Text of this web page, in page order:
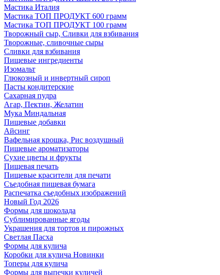
Мастика Италия
Мастика ТОП ПРОДУКТ 600 грамм
Мастика ТОП ПРОДУКТ 100 грамм
Творожный сыр, Сливки для взбивания
Творожные, сливочные сыры
Сливки для взбивания
Пищевые ингредиенты
Изомальт
Глюкозный и инвертный сироп
Пасты кондитерские
Сахарная пудра
Агар, Пектин, Желатин
Мука Миндальная
Пищевые добавки
Айсинг
Вафельная крошка, Рис воздушный
Пищевые ароматизаторы
Сухие цветы и фрукты
Пищевая печать
Пищевые красители для печати
Съедобная пищевая бумага
Распечатка съедобных изображений
Новый Год 2026
Формы для шоколада
Сублимированные ягоды
Украшения для тортов и пирожных
Светлая Пасха
Формы для кулича
Коробки для кулича Новинки
Топеры для кулича
Формы для выпечки куличей